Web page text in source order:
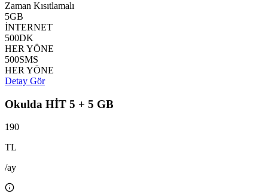
Zaman Kısıtlamalı
5GB
İNTERNET
500DK
HER YÖNE
500SMS
HER YÖNE
Detay Gör
Okulda HİT 5 + 5 GB
190
TL
/ay